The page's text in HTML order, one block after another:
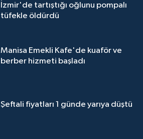
İzmir'de tartıştığı oğlunu pompalı
tüfekle öldürdü
Manisa Emekli Kafe'de kuaför ve
berber hizmeti başladı
Şeftali fiyatları 1 günde yarıya düştü